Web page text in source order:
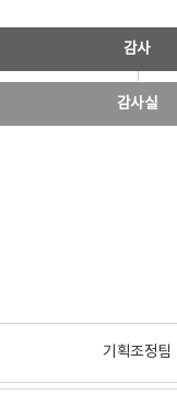
감사
감사실
기획조정팀